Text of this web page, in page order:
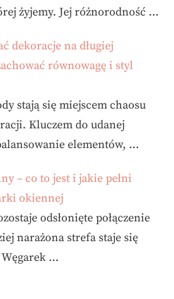
żyjemy. Jej różnorodność …
dekoracje na długiej
równowagę i styl
stają się miejscem chaosu
Kluczem do udanej
elementów, …
– co to jest i jakie pełni
okiennej
odsłonięte połączenie
narażona strefa staje się
…